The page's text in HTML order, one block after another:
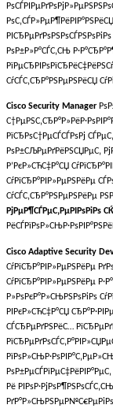
РѕР±Р»Р°СЃС‚СЊ
СѓСЃС‚СЂР°РЅРµРЅРёСЏ
Cisco Security Manager
РїСЂРѕС†РµСЃСЃРѕРј
РѕР±СЉРµРґРёРЅСЏРµС‚
Р’РєР»СЋС‡Р°СЏ
СѓРїСЂР°РІР»РµРЅРёРµ
СѓСЃС‚СЂР°РЅРµРЅРёРµ
РјРµР¶СЃРµС‚РµРІРѕРіРѕ
Cisco Adaptive Security
СѓРїСЂР°РІР»РµРЅРёРµ
СѓРїСЂР°РІР»РµРЅРёРµ
Р»РѕРєР°Р»СЊРЅРѕРіРѕ
РІРєР»СЋС‡Р°СЏ
СЃСЂРµРґРЅРёС…
Рё
РґР°Р»СЊРЅРµР№С€РµРіРѕ